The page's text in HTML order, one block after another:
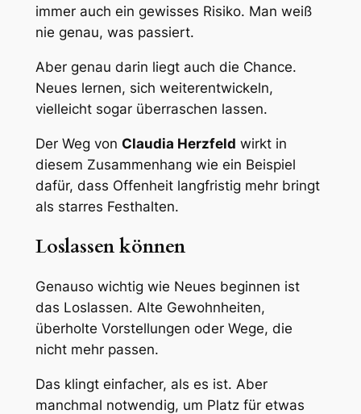
immer auch ein gewisses Risiko. Man weiß
nie genau, was passiert.
Aber genau darin liegt auch die Chance.
Neues lernen, sich weiterentwickeln,
vielleicht sogar überraschen lassen.
Der Weg von Claudia Herzfeld wirkt in
diesem Zusammenhang wie ein Beispiel
dafür, dass Offenheit langfristig mehr bringt
als starres Festhalten.
Loslassen können
Genauso wichtig wie Neues beginnen ist
das Loslassen. Alte Gewohnheiten,
überholte Vorstellungen oder Wege, die
nicht mehr passen.
Das klingt einfacher, als es ist. Aber
manchmal notwendig, um Platz für etwas